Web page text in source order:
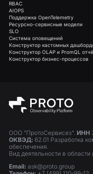
RBAC
AIOPS
Поддержка OpenTelemetry
Ресурсно-сервисные модели
SLO
Система оповещений
Конструктор кастомных
Конструктор OLAP и PromQL
Конструктор бизнес-процессов
ООО "ПротоСервисез". ИНН
ОКВЭД: 62.01 Разработка
обеспечения.
Вид деятельности в
Email: ask@proto.group